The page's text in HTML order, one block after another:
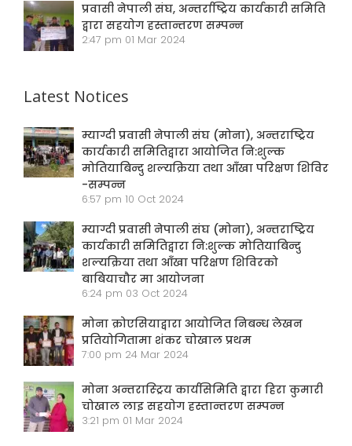
प्रवासी नेपाली संघ, अन्तर्राष्ट्रिय कार्यकारी समिति
द्वारा सहयोग हस्तान्तरण सम्पन्न
2:47 pm 01 Mar 2024
Latest Notices
म्याग्दी प्रवासी नेपाली संघ (मोना), अन्तराष्ट्रिय
कार्यकारी समितिद्वारा आयोजित नि:शुल्क
मोतियाबिन्दु शल्यक्रिया तथा आँखा परिक्षण शिविर
-सम्पन्न
6:57 pm 10 Oct 2024
म्याग्दी प्रवासी नेपाली संघ (मोना), अन्तराष्ट्रिय
कार्यकारी समितिद्वारा नि:शुल्क मोतियाबिन्दु
शल्यक्रिया तथा आँखा परिक्षण शिविरको
बाबियाचौर मा आयोजना
6:24 pm 03 Oct 2024
मोना क्रोएसियाद्वारा आयोजित निबन्ध लेखन
प्रतियोगितामा शंकर चोखाल प्रथम
7:00 pm 24 Mar 2024
मोना अन्तरास्ट्रिय कार्यसिमिति द्वारा हिरा कुमारी
चोखाल लाइ सहयोग हस्तान्तरण सम्पन्न
3:21 pm 01 Mar 2024